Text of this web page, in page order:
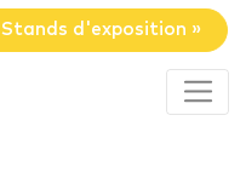
Stands d'exposition »